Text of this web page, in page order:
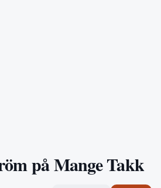
på Mange Takk